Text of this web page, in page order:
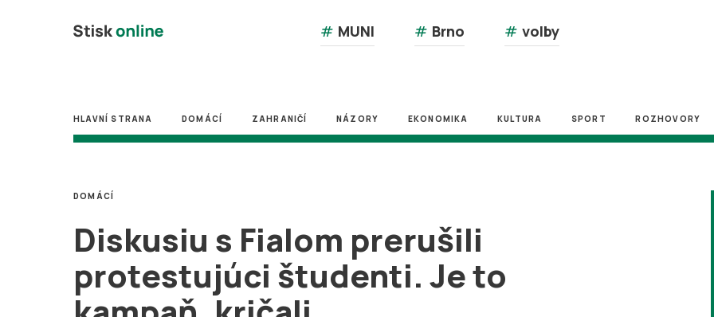
# MUNI # Brno # volby
HLAVNÍ STRANA DOMÁCÍ ZAHRANIČÍ NÁZORY EKONOMIKA KULTURA SPORT ROZHOVORY
Diskusiu s Fialom prerušili
protestujúci študenti. Je to
DOMÁCÍ